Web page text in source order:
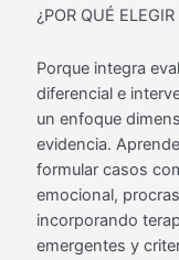
¿POR QUÉ
Porque integra
diferencial e
un enfoque
evidencia.
formular casos
emocional,
incorporando
emergentes y